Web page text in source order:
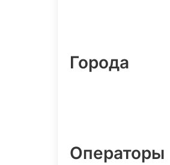
Города
Операторы